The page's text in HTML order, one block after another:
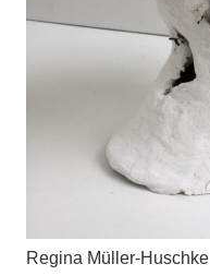
Regina Müller-Huschke